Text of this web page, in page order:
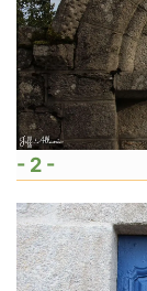
- 2 -